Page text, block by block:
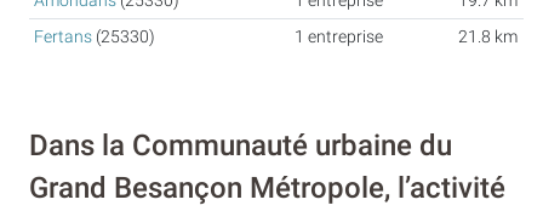
Fertans (25330) 1 entreprise 21.8 km
Dans la Communauté urbaine du
Grand Besançon Métropole, l’activité